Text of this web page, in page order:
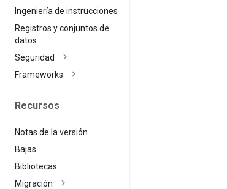
Ingeniería de instrucciones
Registros y conjuntos de
datos
Seguridad
Frameworks
Recursos
Notas de la versión
Bajas
Bibliotecas
Migración